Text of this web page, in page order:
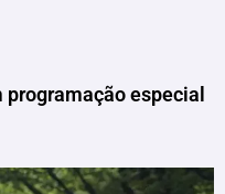
programação especial